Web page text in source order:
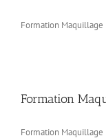
Formation
Formation
Formation